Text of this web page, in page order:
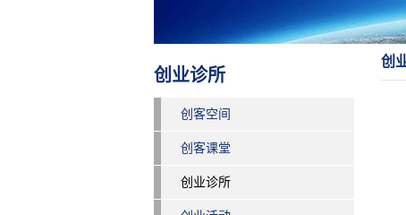
创业诊所
创客空间
创客课堂
创业诊所
创